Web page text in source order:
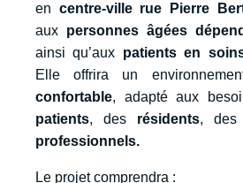
en centre-ville rue Pierre
aux personnes âgées
ainsi qu’aux patients en
Elle offrira un
confortable, adapté aux
patients, des résidents,
professionnels.
Le projet comprendra :